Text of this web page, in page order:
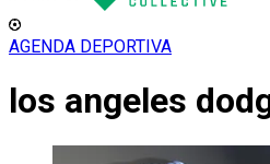
AGENDA DEPORTIVA
los angeles